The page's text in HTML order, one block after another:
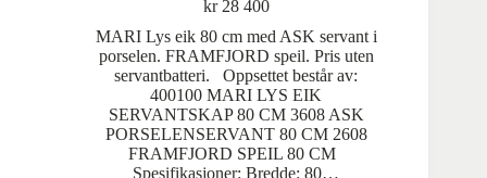
kr28 400
MARI Lys eik 80 cm med ASK servant i
porselen. FRAMFJORD speil. Pris uten
servantbatteri. Oppsettet består av:
400100 MARI LYS EIK
SERVANTSKAP 80 CM 3608 ASK
PORSELENSERVANT 80 CM 2608
FRAMFJORD SPEIL 80 CM
Spesifikasjoner: Bredde: 80…